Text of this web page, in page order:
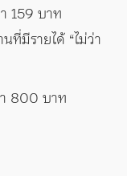
159 บาท
ที่มีรายได้ “ไม่ว่า
800 บาท